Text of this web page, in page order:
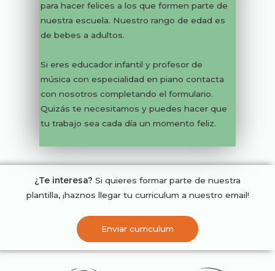
para hacer felices a los que formen parte de
nuestra escuela. Nuestro rango de edad es
de bebes a adultos.
Si eres educador infantil y profesor de
música con especialidad en piano contacta
con nosotros completando el formulario.
Quizás te necesitamos y puedes hacer que
tu trabajo sea cada día un momento feliz.
¿Te interesa? Si quieres formar parte de nuestra
plantilla, ¡haznos llegar tu curriculum a nuestro email!
Enviar curriculum